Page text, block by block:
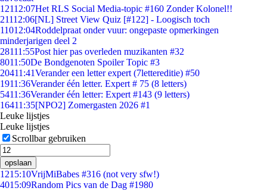
12112:07Het RLS Social Media-topic #160 Zonder Kolonel!!
21112:06[NL] Street View Quiz [#122] - Loogisch toch
11012:04Roddelpraat onder vuur: ongepaste opmerkingen
minderjarigen deel 2
28111:55Post hier pas overleden muzikanten #32
8011:50De Bondgenoten Spoiler Topic #3
20411:41Verander een letter expert (7lettereditie) #50
1911:36Verander één letter. Expert # 75 (8 letters)
5411:36Verander één letter: Expert #143 (9 letters)
16411:35[NPO2] Zomergasten 2026 #1
Leuke lijstjes
Leuke lijstjes
Scrollbar gebruiken
opslaan
1215:10VrijMiBabes #316 (not very sfw!)
4015:09Random Pics van de Dag #1980